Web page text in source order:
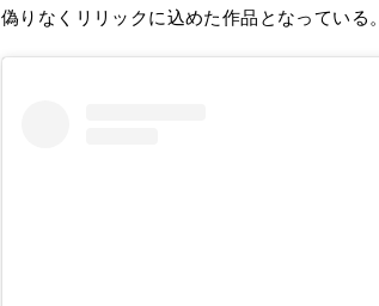
偽りなくリリックに込めた作品となっている。